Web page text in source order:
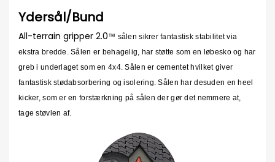
Ydersål/Bund
All-terrain gripper 2.0™ sålen sikrer fantastisk stabilitet via
ekstra bredde. Sålen er behagelig, har støtte som en løbesko og har
greb i underlaget som en 4x4. Sålen er cementet hvilket giver
fantastisk stødabsorbering og isolering. Sålen har desuden en heel
kicker, som er en forstærkning på sålen der gør det nemmere at,
tage støvlen af.